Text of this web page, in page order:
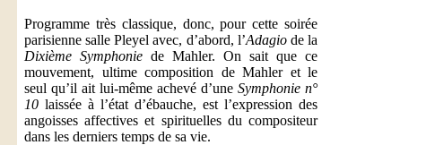
Programme très classique, donc, pour cette soirée
parisienne salle Pleyel avec, d’abord, l’Adagiode la
Dixième Symphonie de Mahler. On sait que ce
mouvement, ultime composition de Mahler et le
seul qu’il ait lui-même achevé d’une Symphonie n°
10 laissée à l’état d’ébauche, est l’expression des
angoisses affectives et spirituelles du compositeur
dans les derniers temps de sa vie.